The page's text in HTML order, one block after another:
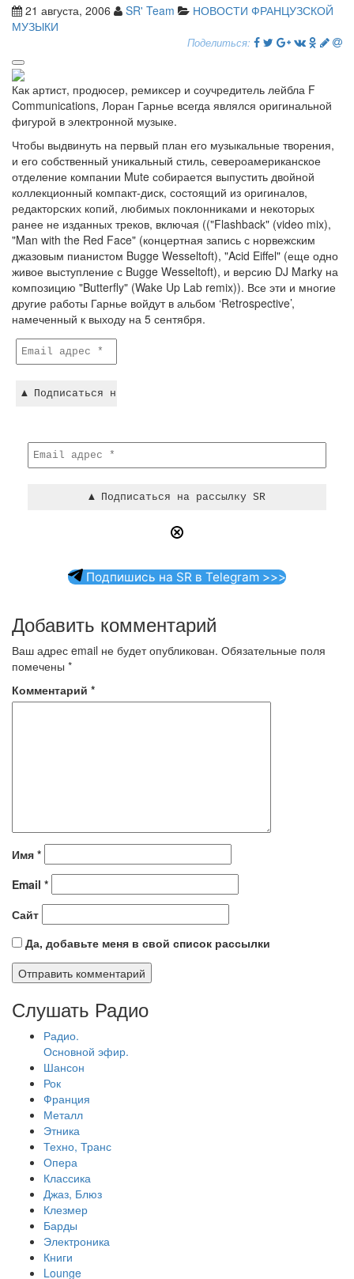
21 августа, 2006 SR' Team
НОВОСТИ ФРАНЦУЗСКОЙ
МУЗЫКИ
Поделиться:
Как артист, продюсер, ремиксер и соучредитель лейбла F
Communications, Лоран Гарнье всегда являлся оригинальной
фигурой в электронной музыке.
Чтобы выдвинуть на первый план его музыкальные творения,
и его собственный уникальный стиль, североамериканское
отделение компании Mute собирается выпустить двойной
коллекционный компакт-диск, состоящий из оригиналов,
редакторских копий, любимых поклонниками и некоторых
ранее не изданных треков, включая (("Flashback" (video mix),
"Man with the Red Face" (концертная запись с норвежским
джазовым пианистом Bugge Wesseltoft), "Acid Eiffel" (еще одно
живое выступление с Bugge Wesseltoft), и версию DJ Marky на
композицию "Butterfly" (Wake Up Lab remix)). Все эти и многие
другие работы Гарнье войдут в альбом ‘Retrospective’,
намеченный к выходу на 5 сентября.
Подпишись на SR в Telegram >>>
Добавить комментарий
Ваш адрес email не будет опубликован. Обязательные поля
помечены *
Комментарий *
Имя *
Email *
Сайт
Да, добавьте меня в свой список рассылки
Слушать Радио
Радио.
Основной эфир.
Шансон
Рок
Франция
Металл
Этника
Техно, Транс
Опера
Классика
Джаз, Блюз
Клезмер
Барды
Электроника
Книги
Lounge